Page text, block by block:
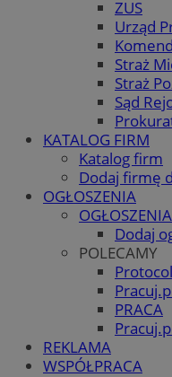
ZUS
Urząd
Straż
Straż
Sąd
KATALOG FIRM
Katalog firm
Dodaj firmę
OGŁOSZENIA
OGŁOSZENIA
Dodaj
POLECAMY
PRACA
REKLAMA
WSPÓŁPRACA